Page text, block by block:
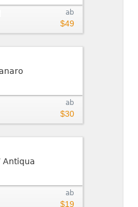
ab
$49
ab
$30
ab
$19